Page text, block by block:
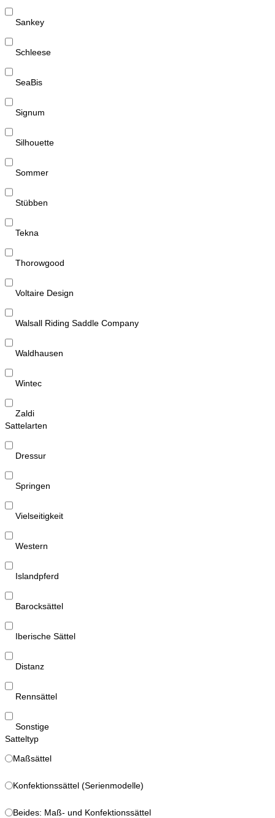
Sankey
Schleese
SeaBis
Signum
Silhouette
Sommer
Stübben
Tekna
Thorowgood
Voltaire Design
Walsall Riding Saddle Company
Waldhausen
Wintec
Zaldi
Sattelarten
Dressur
Springen
Vielseitigkeit
Western
Islandpferd
Barocksättel
Iberische Sättel
Distanz
Rennsättel
Sonstige
Satteltyp
Maßsättel
Konfektionssättel (Serienmodelle)
Beides: Maß- und Konfektionssättel